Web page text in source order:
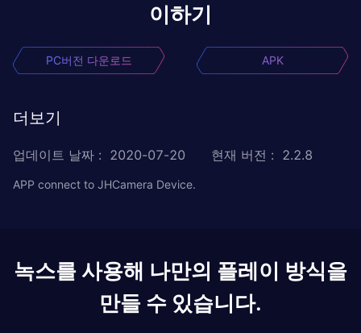
이하기
PC버전 다운로드 APK
더보기
업데이트 날짜 : 2020-07-20 현재 버전 : 2.2.8
APP connect to JHCamera Device.
녹스를 사용해 나만의 플레이 방식을
만들 수 있습니다.